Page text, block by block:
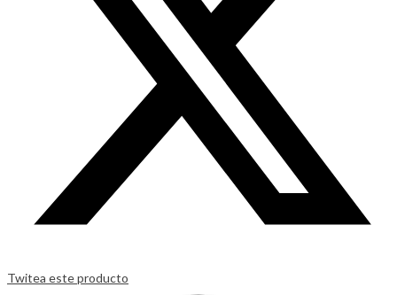
Twitea este producto